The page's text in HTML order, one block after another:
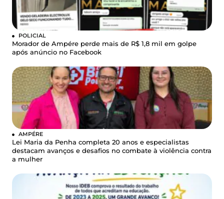
POLICIAL
Morador de Ampére perde mais de R$ 1,8 mil em golpe
após anúncio no Facebook
AMPÉRE
Lei Maria da Penha completa 20 anos e especialistas
destacam avanços e desafios no combate à violência contra
a mulher